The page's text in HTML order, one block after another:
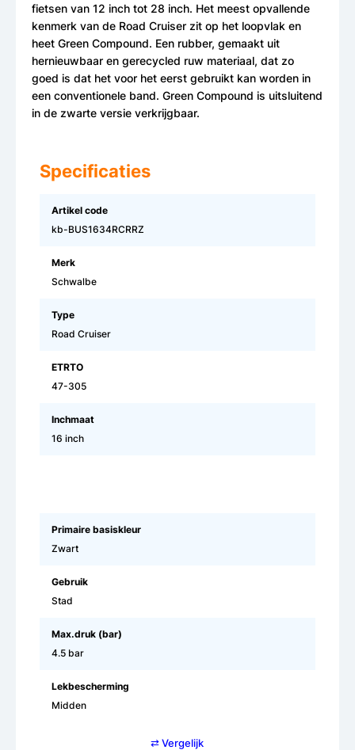
fietsen van 12 inch tot 28 inch. Het meest opvallende
kenmerk van de Road Cruiser zit op het loopvlak en
heet Green Compound. Een rubber, gemaakt uit
hernieuwbaar en gerecycled ruw materiaal, dat zo
goed is dat het voor het eerst gebruikt kan worden in
een conventionele band. Green Compound is uitsluitend
in de zwarte versie verkrijgbaar.
Specificaties
Artikel code
kb-BUS1634RCRRZ
Merk
Schwalbe
Type
Road Cruiser
ETRTO
47-305
Inchmaat
16 inch
Primaire basiskleur
Zwart
Gebruik
Stad
Max.druk (bar)
4.5 bar
Lekbescherming
Midden
⇄ Vergelijk